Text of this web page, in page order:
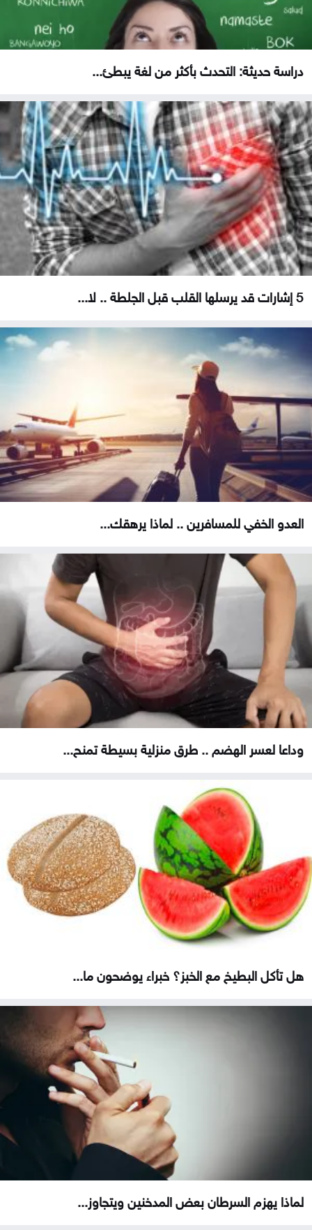
دراسة حديثة: التحدث بأكثر من لغة يبطئ...
5 إشارات قد يرسلها القلب قبل الجلطة .. لا...
العدو الخفي للمسافرين .. لماذا يرهقك...
وداعا لعسر الهضم .. طرق منزلية بسيطة تمنح...
هل تأكل البطيخ مع الخبز؟ خبراء يوضحون ما...
لماذا يهزم السرطان بعض المدخنين ويتجاوز...